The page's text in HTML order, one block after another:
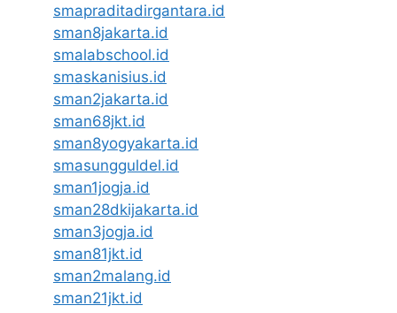
smapraditadirgantara.id
sman8jakarta.id
smalabschool.id
smaskanisius.id
sman2jakarta.id
sman68jkt.id
sman8yogyakarta.id
smasungguldel.id
sman1jogja.id
sman28dkijakarta.id
sman3jogja.id
sman81jkt.id
sman2malang.id
sman21jkt.id